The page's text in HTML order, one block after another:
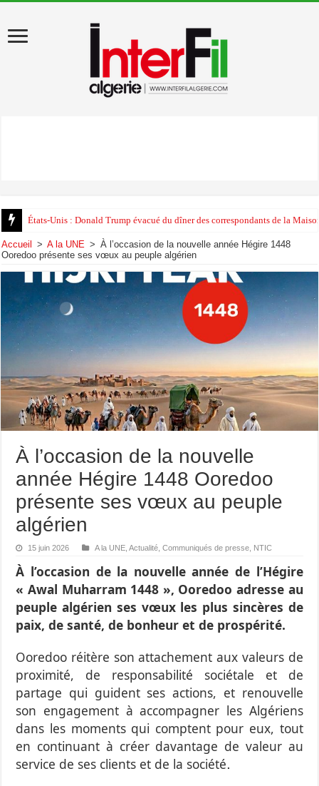
États-Unis : Donald Trump évacué du dîner des correspondants de la
Accueil > A la UNE > À l’occasion de la nouvelle année Hégire 1448
Ooredoo présente ses vœux au peuple algérien
À l’occasion de la nouvelle
année Hégire 1448 Ooredoo
présente ses vœux au peuple
algérien
15 juin 2026 A la UNE ,Actualité ,Communiqués de presse NTIC
À l’occasion de la nouvelle année de l’Hégire
« Awal Muharram 1448 », Ooredoo adresse au
peuple algérien ses vœux les plus sincères de
paix, de santé, de bonheur et de prospérité.
Ooredoo réitère son attachement aux valeurs de
proximité, de responsabilité sociétale et de
partage qui guident ses actions, et renouvelle
son engagement à accompagner les Algériens
dans les moments qui comptent pour eux, tout
en continuant à créer davantage de valeur au
service de ses clients et de la société.